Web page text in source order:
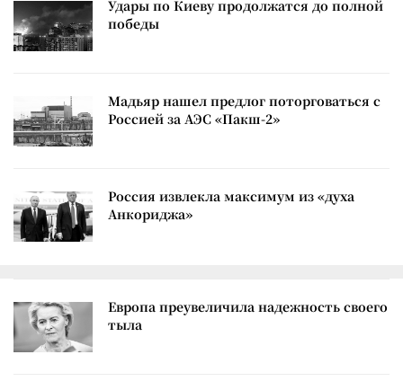
Удары по Киеву продолжатся до полной
победы
Мадьяр нашел предлог поторговаться с
Россией за АЭС «Пакш-2»
Россия извлекла максимум из «духа
Анкориджа»
Европа преувеличила надежность своего
тыла